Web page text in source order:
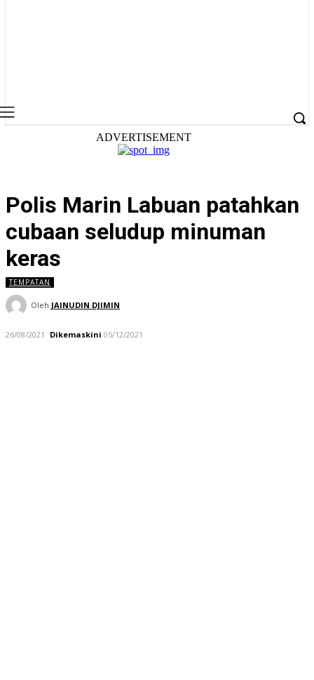
ADVERTISEMENT
Polis Marin Labuan patahkan
cubaan seludup minuman
keras
TEMPATAN
Oleh JAINUDIN DJIMIN
26/08/2021 Dikemaskini 05/12/2021